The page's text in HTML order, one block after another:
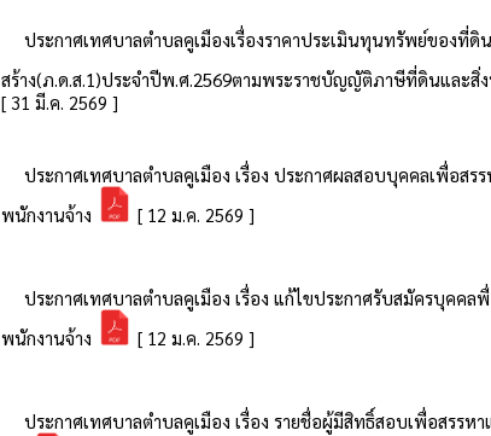
ประกาศเทศบาลตำบลคูเมืองเรื่องราคาประเมินทุนทรัพย์ของที่ดิ
สร้าง(ภ.ด.ส.1)ประจำปีพ.ศ.2569ตามพระราชบัญญัติภาษีที่ดินและสิ่ง
[ 31 มี.ค. 2569 ]
ประกาศเทศบาลตำบลคูเมือง เรื่อง ประกาศผลสอบบุคคลเพื่อสรร
พนักงานจ้าง
[ 12 ม.ค. 2569 ]
ประกาศเทศบาลตำบลคูเมือง เรื่อง แก้ไขประกาศรับสมัครบุคคล
พนักงานจ้าง
[ 12 ม.ค. 2569 ]
ประกาศเทศบาลตำบลคูเมือง เรื่อง รายชื่อผู้มีสิทธิ์สอบเพื่อสรรห